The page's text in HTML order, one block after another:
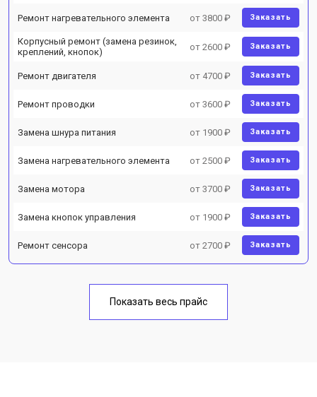
Ремонт нагревательного элемента от 3800 ₽ Заказать
Корпусный ремонт (замена резинок,
креплений, кнопок)
от 2600 ₽ Заказать
Ремонт двигателя от 4700 ₽ Заказать
Ремонт проводки от 3600 ₽ Заказать
Замена шнура питания от 1900 ₽ Заказать
Замена нагревательного элемента от 2500 ₽ Заказать
Замена мотора от 3700 ₽ Заказать
Замена кнопок управления от 1900 ₽ Заказать
Ремонт сенсора от 2700 ₽ Заказать
Показать весь прайс